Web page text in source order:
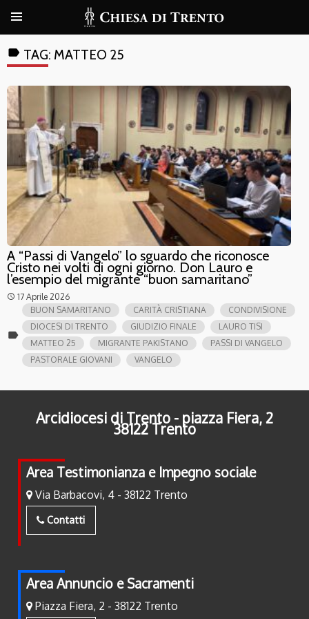
label TAG: MATTEO 25
A “Passi di Vangelo” lo sguardo che riconosce
Cristo nei volti di ogni giorno. Don Lauro e
l’esempio del migrante “buon samaritano”
access_time 17 Aprile 2026
label
BUON SAMARITANO CARITÀ CRISTIANA
CONDIVISIONE
DIOCESI DI TRENTO
GIUDIZIO FINALE
LAURO TISI
MATTEO 25
MIGRANTE PAKISTANO
PASSI DI VANGELO
PASTORALE GIOVANI
VANGELO
Arcidiocesi di Trento - piazza Fiera, 2
38122 Trento
Area Testimonianza e Impegno sociale
Via Barbacovi, 4 - 38122 Trento
Contatti
Area Annuncio e Sacramenti
Piazza Fiera, 2 - 38122 Trento